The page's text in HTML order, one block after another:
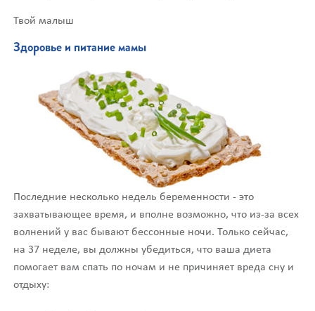
Твой малыш
Здоровье и питание мамы
Последние несколько недель беременности - это
захватывающее время, и вполне возможно, что из-за всех
волнений у вас бывают бессонные ночи. Только сейчас,
на 37 неделе, вы должны убедиться, что ваша диета
помогает вам спать по ночам и не причиняет вреда сну и
отдыху: